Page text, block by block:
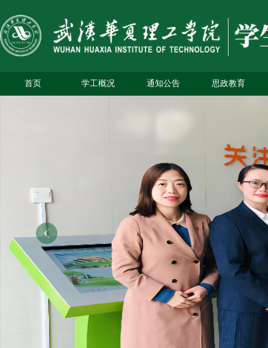
首页 学工概况 通知公告 思政教育